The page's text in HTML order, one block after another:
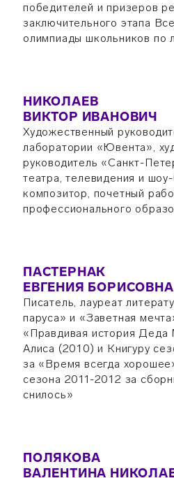
победителей и призеров
заключительного этапа
олимпиады школьников по
НИКОЛАЕВ
ВИКТОР ИВАНОВИЧ
Художественный
лаборатории «Ювента»,
руководитель «Санкт-
театра, телевидения и
композитор, почетный
профессионального
ПАСТЕРНАК
ЕВГЕНИЯ БОРИСОВНА
Писатель, лауреат
паруса» и «Заветная
«Правдивая история Деда
Алиса (2010) и Книгуру
за «Время всегда
сезона 2011-2012 за
снилось»
ПОЛЯКОВА
ВАЛЕНТИНА